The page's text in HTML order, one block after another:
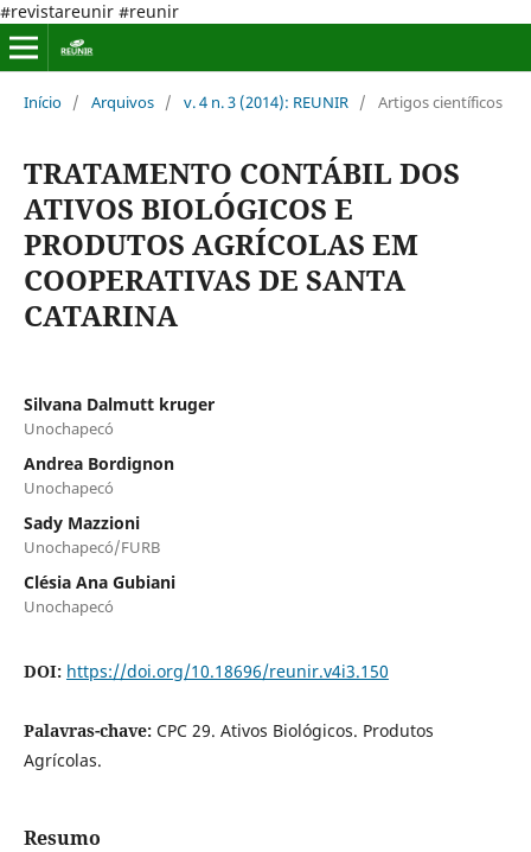
#revistareunir #reunir
Início / Arquivos / v. 4 n. 3 (2014): REUNIR / Artigos científicos
TRATAMENTO CONTÁBIL DOS
ATIVOS BIOLÓGICOS E
PRODUTOS AGRÍCOLAS EM
COOPERATIVAS DE SANTA
CATARINA
Silvana Dalmutt kruger
Unochapecó
Andrea Bordignon
Unochapecó
Sady Mazzioni
Unochapecó/FURB
Clésia Ana Gubiani
Unochapecó
DOI: https://doi.org/10.18696/reunir.v4i3.150
Palavras-chave: CPC 29. Ativos Biológicos. Produtos
Agrícolas.
Resumo